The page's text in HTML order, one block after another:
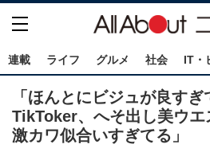
連載 ライフ グルメ 社会 IT・
「ほんとにビジュが良す
TikToker、へそ出し美ウエ
激カワ似合いすぎてる」